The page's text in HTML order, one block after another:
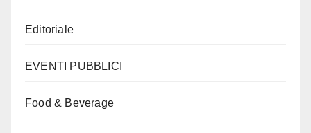
Editoriale
EVENTI PUBBLICI
Food & Beverage